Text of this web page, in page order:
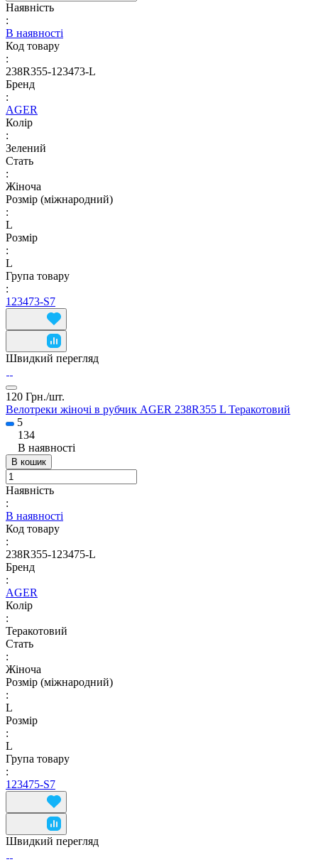
Наявність
:
В наявності
Код товару
:
238R355-123473-L
Бренд
:
AGER
Колір
:
Зелений
Стать
:
Жіноча
Розмір (міжнародний)
:
L
Розмір
:
L
Група товару
:
123473-S7
Швидкий перегляд
120 Грн./шт.
Велотреки жіночі в рубчик AGER 238R355 L Теракотовий
5
134
В наявності
В кошик
Наявність
:
В наявності
Код товару
:
238R355-123475-L
Бренд
:
AGER
Колір
:
Теракотовий
Стать
:
Жіноча
Розмір (міжнародний)
:
L
Розмір
:
L
Група товару
:
123475-S7
Швидкий перегляд